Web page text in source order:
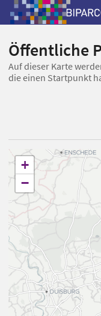
Öffentliche
Auf dieser Karte
die einen Startpunkt
+
−